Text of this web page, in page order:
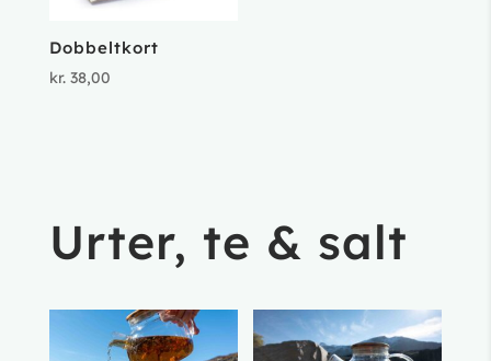
Dobbeltkort
kr.38,00
Urter, te & salt